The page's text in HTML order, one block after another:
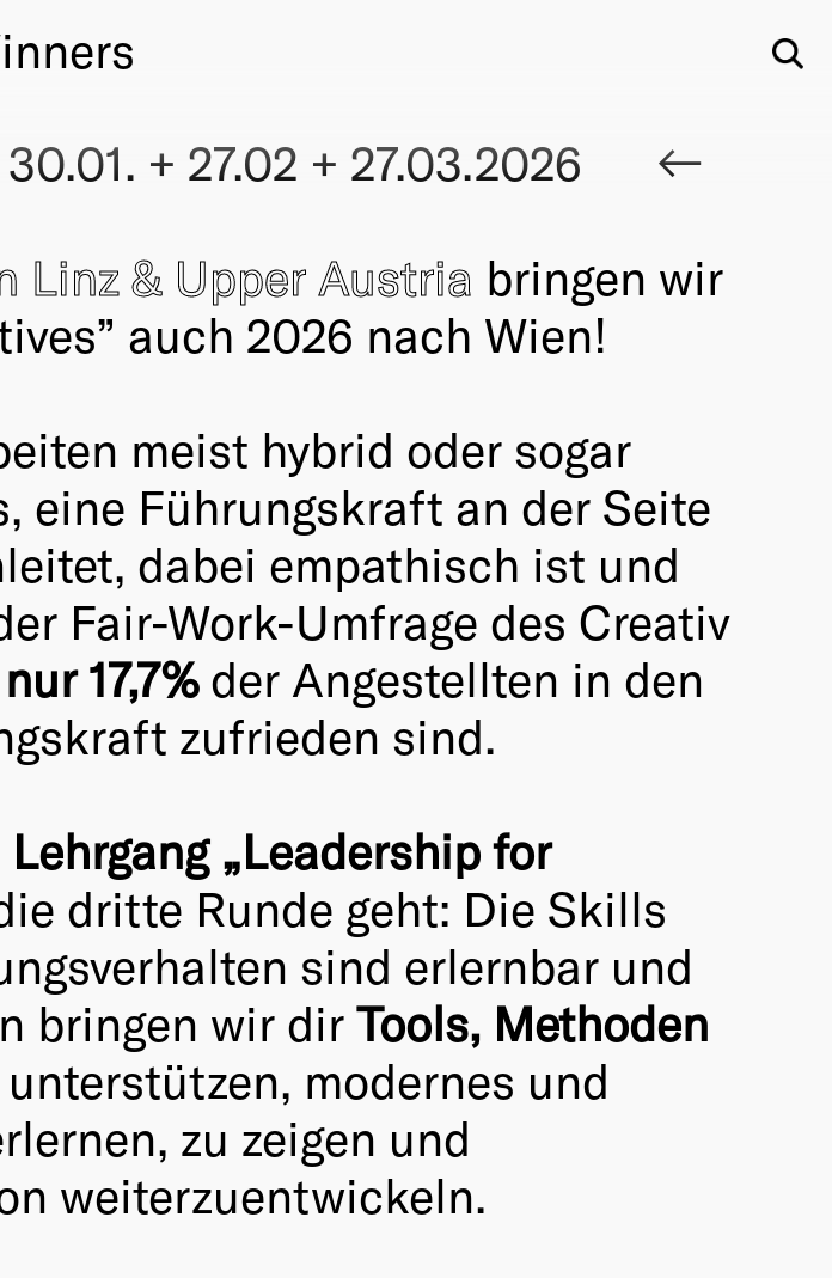
+ 27.02 + 27.03.2026
Linz & Upper Austria bringen wir
auch 2026 nach Wien!
meist hybrid oder sogar
eine Führungskraft an der Seite
dabei empathisch ist und
Fair-Work-Umfrage des Creativ
nur 17,7%der Angestellten in den
zufrieden sind.
„Leadership for
dritte Runde geht: Die Skills
sind erlernbar und
bringen wir dir Tools, Methoden
modernes und
zu zeigen und
weiterzuentwickeln.